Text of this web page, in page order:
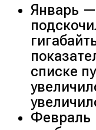
Январь
списке
Февраль